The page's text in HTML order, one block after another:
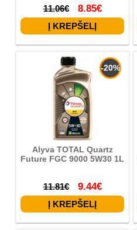
11.06€ 8.85€
-20%
Alyva TOTAL Quartz
Future FGC 9000 5W30 1L
11.81€ 9.44€